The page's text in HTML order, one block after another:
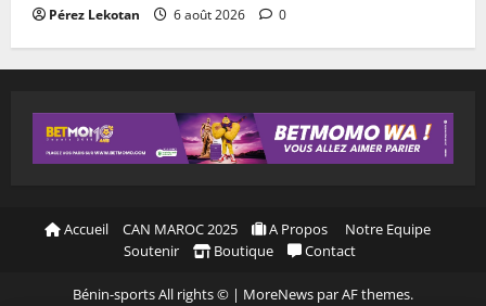
Pérez Lekotan 6 août 2026 0
Accueil CAN MAROC 2025 A Propos
Notre Equipe
Soutenir
Boutique Contact
Bénin-sports All rights © | MoreNews par AF themes.